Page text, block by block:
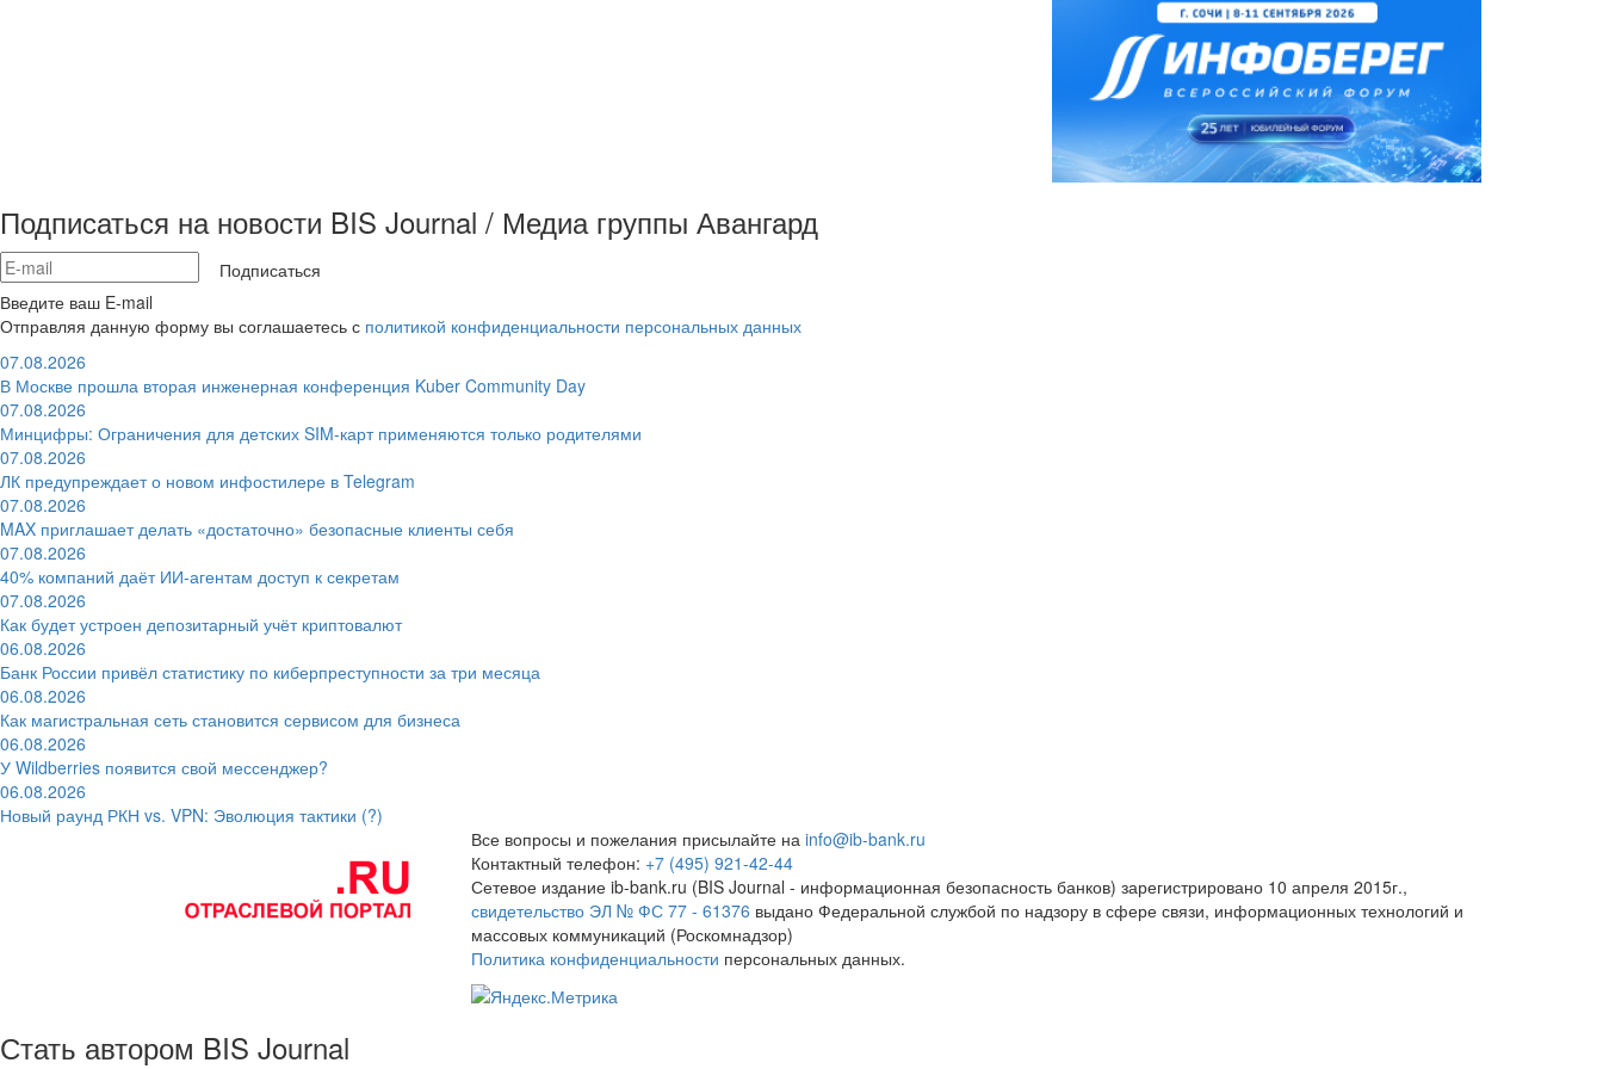
Подписаться на новости BIS Journal / Медиа группы Авангард
Подписаться
Введите ваш E-mail
Отправляя данную форму вы соглашаетесь с политикой конфиденциальности персональных данных
07.08.2026
В Москве прошла вторая инженерная конференция Kuber Community Day
07.08.2026
Минцифры: Ограничения для детских SIM-карт применяются только родителями
07.08.2026
ЛК предупреждает о новом инфостилере в Telegram
07.08.2026
MAX приглашает делать «достаточно» безопасные клиенты себя
07.08.2026
40% компаний даёт ИИ‑агентам доступ к секретам
07.08.2026
Как будет устроен депозитарный учёт криптовалют
06.08.2026
Банк России привёл статистику по киберпреступности за три месяца
06.08.2026
Как магистральная сеть становится сервисом для бизнеса
06.08.2026
У Wildberries появится свой мессенджер?
06.08.2026
Новый раунд РКН vs. VPN: Эволюция тактики (?)
Все вопросы и пожелания присылайте на info@ib-bank.ru
Контактный телефон: +7 (495) 921-42-44
Сетевое издание ib-bank.ru (BIS Journal - информационная безопасность банков) зарегистрировано 10 апреля 2015г.,
свидетельство ЭЛ № ФС 77 - 61376 выдано Федеральной службой по надзору в сфере связи, информационных технологий и
массовых коммуникаций (Роскомнадзор)
Политика конфиденциальности персональных данных.
Стать автором BIS Journal